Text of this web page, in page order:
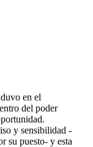
en el
del poder
y sensibilidad -
su puesto- y esta